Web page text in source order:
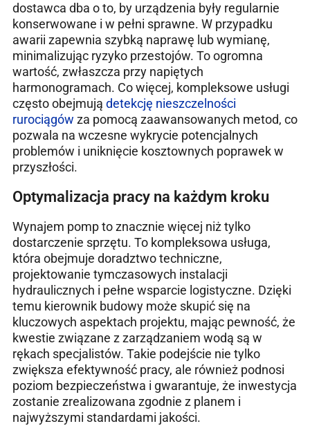
dostawca dba o to, by urządzenia były regularnie
konserwowane i w pełni sprawne. W przypadku
awarii zapewnia szybką naprawę lub wymianę,
minimalizując ryzyko przestojów. To ogromna
wartość, zwłaszcza przy napiętych
harmonogramach. Co więcej, kompleksowe usługi
często obejmują detekcję nieszczelności
rurociągów za pomocą zaawansowanych metod, co
pozwala na wczesne wykrycie potencjalnych
problemów i uniknięcie kosztownych poprawek w
przyszłości.
Optymalizacja pracy na każdym kroku
Wynajem pomp to znacznie więcej niż tylko
dostarczenie sprzętu. To kompleksowa usługa,
która obejmuje doradztwo techniczne,
projektowanie tymczasowych instalacji
hydraulicznych i pełne wsparcie logistyczne. Dzięki
temu kierownik budowy może skupić się na
kluczowych aspektach projektu, mając pewność, że
kwestie związane z zarządzaniem wodą są w
rękach specjalistów. Takie podejście nie tylko
zwiększa efektywność pracy, ale również podnosi
poziom bezpieczeństwa i gwarantuje, że inwestycja
zostanie zrealizowana zgodnie z planem i
najwyższymi standardami jakości.